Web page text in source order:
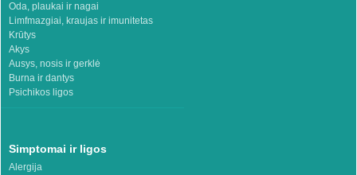
Oda, plaukai ir nagai
Limfmazgiai, kraujas ir imunitetas
Krūtys
Akys
Ausys, nosis ir gerklė
Burna ir dantys
Psichikos ligos
Simptomai ir ligos
Alergija